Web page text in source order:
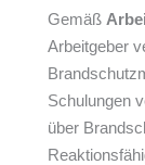
Gemäß
Arbeitgeber
Schulungen
über